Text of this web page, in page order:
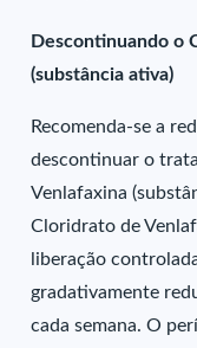
Descontinuando o
(substância ativa)
Recomenda-se a
descontinuar o
Venlafaxina
Cloridrato de
liberação
gradativamente
cada semana. O